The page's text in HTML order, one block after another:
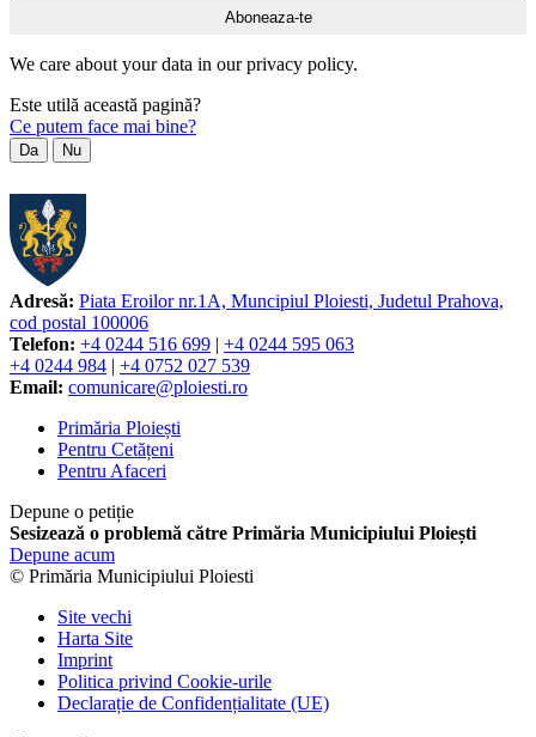
We care about your data in our privacy policy.
Este utilă această pagină?
Ce putem face mai bine?
Da Nu
Adresă: Piata Eroilor nr.1A, Muncipiul Ploiesti, Judetul Prahova,
cod postal 100006
Telefon: +4 0244 516 699 | +4 0244 595 063
+4 0244 984 | +4 0752 027 539
Email: comunicare@ploiesti.ro
Primăria Ploiești
Pentru Cetățeni
Pentru Afaceri
Depune o petiție
Sesizează o problemă către Primăria Municipiului Ploiești
Depune acum
© Primăria Municipiului Ploiesti
Site vechi
Harta Site
Imprint
Politica privind Cookie-urile
Declarație de Confidențialitate (UE)